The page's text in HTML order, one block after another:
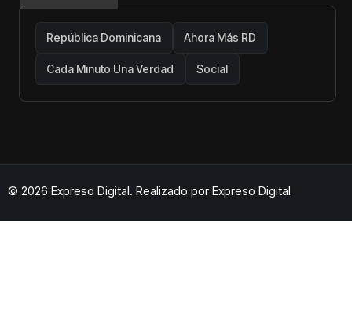
República Dominicana Ahora Más RD
Cada Minuto Una Verdad Social
© 2026 Expreso Digital. Realizado por Expreso Digital